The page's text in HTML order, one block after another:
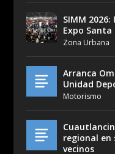
SIMM
Expo Santa
Zona Urbana
Arranca
Unidad
Motorismo
regional en
vecinos